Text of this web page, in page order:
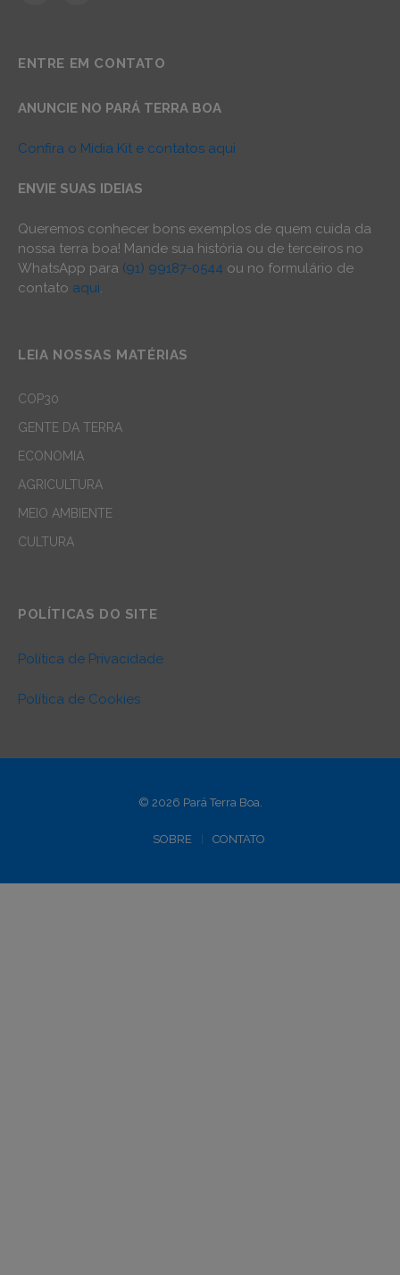
ENTRE EM CONTATO
ANUNCIE NO PARÁ TERRA BOA
Confira o Mídia Kit e contatos aqui
ENVIE SUAS IDEIAS
Queremos conhecer bons exemplos de quem cuida da
nossa terra boa! Mande sua história ou de terceiros no
WhatsApp para (91) 99187-0544 ou no formulário de
contato aqui.
LEIA NOSSAS MATÉRIAS
COP30
GENTE DA TERRA
ECONOMIA
AGRICULTURA
MEIO AMBIENTE
CULTURA
POLÍTICAS DO SITE
Política de Privacidade
Política de Cookies
© 2026 Pará Terra Boa.
SOBRE CONTATO